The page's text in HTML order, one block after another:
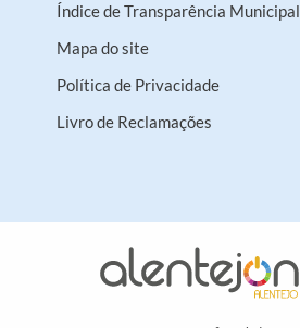
Índice de Transparência Municipal
Mapa do site
Política de Privacidade
Livro de Reclamações